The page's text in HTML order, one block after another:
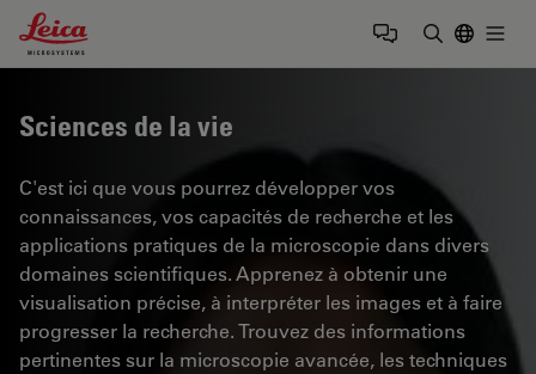
Leica Microsystems Logo
Sciences de la vie
C'est ici que vous pourrez développer vos
connaissances, vos capacités de recherche et les
applications pratiques de la microscopie dans divers
domaines scientifiques. Apprenez à obtenir une
visualisation précise, à interpréter les images et à faire
progresser la recherche. Trouvez des informations
pertinentes sur la microscopie avancée, les techniques